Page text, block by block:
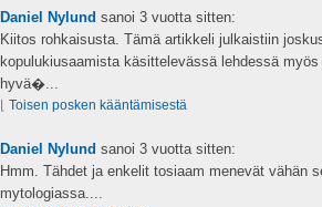
Daniel Nylund sanoi 3 vuotta sitten:
Kiitos rohkaisusta. Tämä artikkeli julkaistiin
kopulukiusaamista käsittelevässä lehdessä
hyvä�...
⌊ Toisen posken kääntämisestä
Daniel Nylund sanoi 3 vuotta sitten:
Hmm. Tähdet ja enkelit tosiaam menevät vähän
mytologiassa....